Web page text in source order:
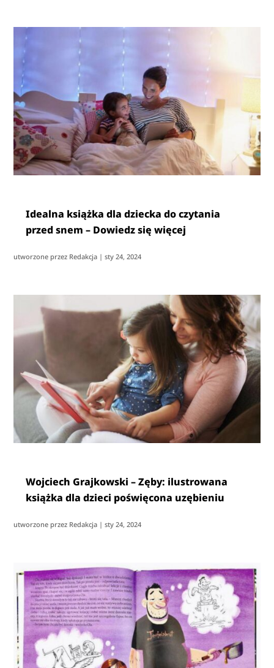
Idealna książka dla dziecka do czytania
przed snem – Dowiedz się więcej
utworzone przez Redakcja |sty 24, 2024
Wojciech Grajkowski – Zęby: ilustrowana
książka dla dzieci poświęcona uzębieniu
utworzone przez Redakcja |sty 24, 2024